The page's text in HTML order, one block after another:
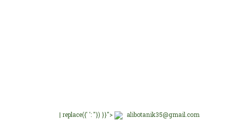
| replace({' ': ''}) }}">
alibotanik35@gmail.com